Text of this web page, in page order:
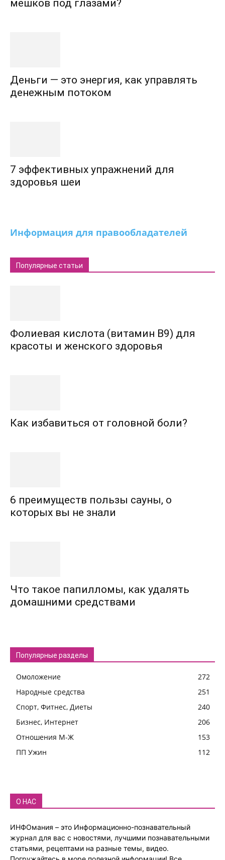
мешков под глазами?
Деньги — это энергия, как управлять
денежным потоком
7 эффективных упражнений для
здоровья шеи
Информация для правообладателей
Популярные статьи
Фолиевая кислота (витамин В9) для
красоты и женского здоровья
Как избавиться от головной боли?
6 преимуществ пользы сауны, о
которых вы не знали
Что такое папилломы, как удалять
домашними средствами
Популярные разделы
Омоложение
272
Народные средства
251
Спорт, Фитнес, Диеты
240
Бизнес, Интернет
206
Отношения М-Ж
153
ПП Ужин
112
О НАС
ИНФОмания – это Информационно-познавательный
журнал для вас с новостями, лучшими познавательными
статьями, рецептами на разные темы, видео.